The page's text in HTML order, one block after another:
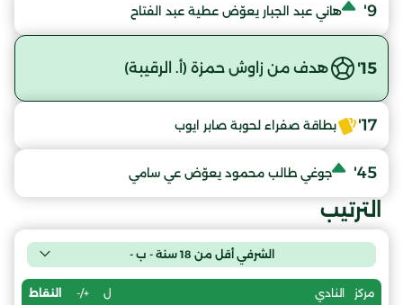
9' هاني عبد الجبار يعوّض عطية عبد الفتاح
15' هدف من زاوش حمزة (أ. الرقيبة)
17' بطاقة صفراء لحوبة صابر ايوب
45' جوغي طالب محمود يعوّض عي سامي
الترتيب
الشرفي أقل من 18 سنة - ب -
مركز النادي ل +/- النقاط